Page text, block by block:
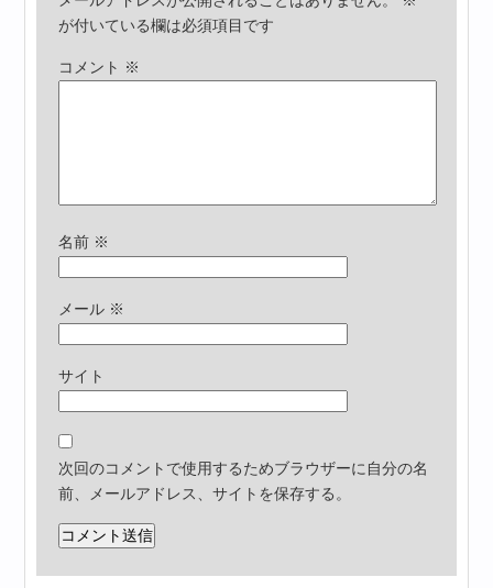
が付いている欄は必須項目です
コメント ※
名前 ※
メール ※
サイト
次回のコメントで使用するためブラウザーに自分の名
前、メールアドレス、サイトを保存する。